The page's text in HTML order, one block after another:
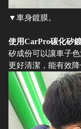
▼車身鍍膜。
使用CarPro碳化矽
矽成份可以讓車子
更好清潔，能有效降